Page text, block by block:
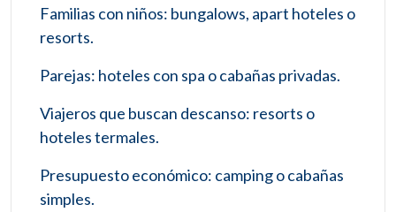
Familias con niños: bungalows, apart hoteles o
resorts.
Parejas: hoteles con spa o cabañas privadas.
Viajeros que buscan descanso: resorts o
hoteles termales.
Presupuesto económico: camping o cabañas
simples.